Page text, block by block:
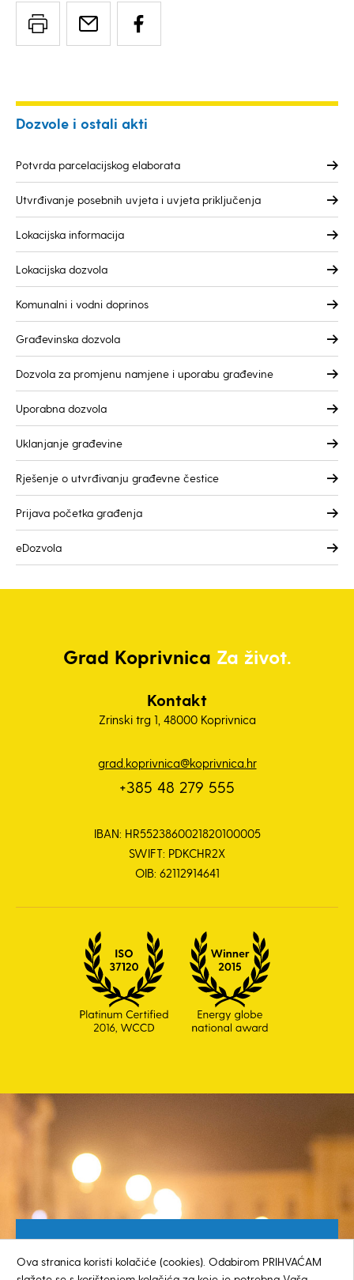
Dozvole i ostali akti
Potvrda parcelacijskog elaborata
Utvrđivanje posebnih uvjeta i uvjeta priključenja
Lokacijska informacija
Lokacijska dozvola
Komunalni i vodni doprinos
Građevinska dozvola
Dozvola za promjenu namjene i uporabu građevine
Uporabna dozvola
Uklanjanje građevine
Rješenje o utvrđivanju građevne čestice
Prijava početka građenja
eDozvola
Grad Koprivnica Za život.
Kontakt
Zrinski trg 1, 48000 Koprivnica
grad.koprivnica@koprivnica.hr
+385 48 279 555
IBAN: HR5523860021820100005
SWIFT: PDKCHR2X
OIB: 62112914641
Ova stranica koristi kolačiće (cookies). Odabirom PRIHVAĆAM